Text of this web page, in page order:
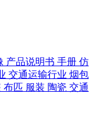
产品说明书 手册 仿
交通运输行业 烟包
布匹 服装 陶瓷 交通